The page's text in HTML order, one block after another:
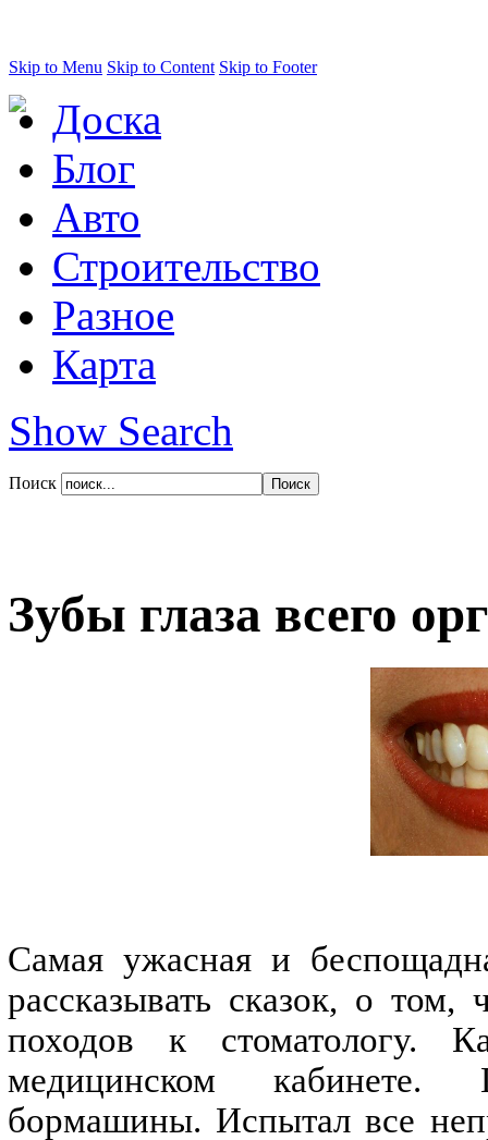
Skip to Menu Skip to Content Skip to Footer
Доска
Блог
Авто
Строительство
Разное
Карта
Show Search
Поиск
Зубы глаза всего
Самая ужасная и
рассказывать сказок, о
походов к стоматологу.
медицинском
бормашины. Испытал все